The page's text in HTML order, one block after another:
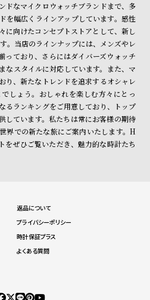
ドなマイクロウォッチブランドまで、多
を幅広くラインアップしています。感性
に向けたコンセプトストアとして、新し
。当店のラインナップには、メンズやレ
っており、さらにはダイバーズウォッチ
なスタイルに対応しています。また、マ
り、新たなトレンドを追求するオシャレ
しょう。おしゃれを楽しむ方々にとっ
るランキングをご用意しており、トップ
しています。私たちは常にお客様の期待
界での新たな旅にご案内いたします。H
ぜひご覧いただき、魅力的な時計たち
返品について
プライバシーポリシー
時計保証プラス
よくある質問